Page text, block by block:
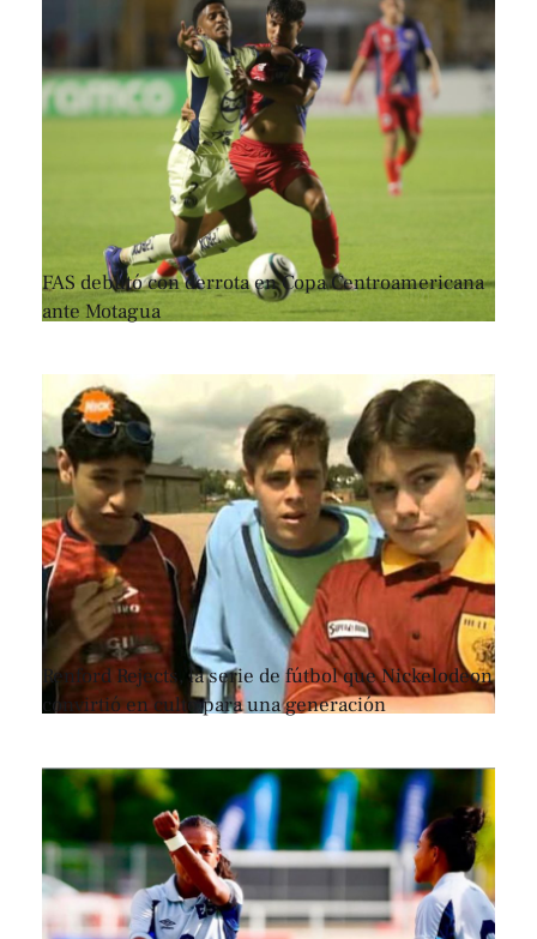
FAS debutó con derrota en Copa Centroamericana
ante Motagua
Renford Rejects, la serie de fútbol que Nickelodeon
convirtió en culto para una generación